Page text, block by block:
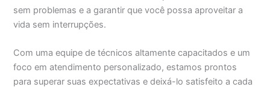
sem problemas e a garantir que você possa aproveitar a
vida sem interrupções.
Com uma equipe de técnicos altamente capacitados e um
foco em atendimento personalizado, estamos prontos
para superar suas expectativas e deixá-lo satisfeito a cada